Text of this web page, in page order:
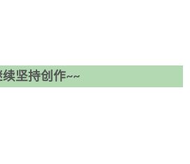
坚持创作~~